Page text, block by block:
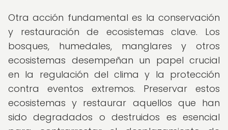
Otra acción fundamental es la conservación
y restauración de ecosistemas clave. Los
bosques, humedales, manglares y otros
ecosistemas desempeñan un papel crucial
en la regulación del clima y la protección
contra eventos extremos. Preservar estos
ecosistemas y restaurar aquellos que han
sido degradados o destruidos es esencial